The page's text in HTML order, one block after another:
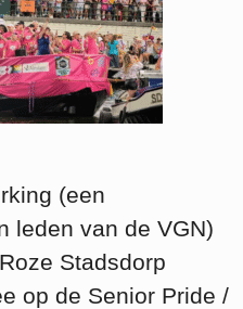
(een
leden van de VGN)
Stadsdorp
op de Senior Pride /